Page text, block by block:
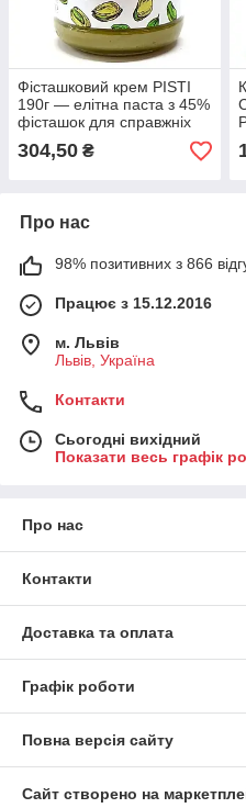
Фісташковий крем PISTI
190г — елітна паста з 45%
фісташок для справжніх
гурманів
304,50 ₴
Про нас
98% позитивних з 866
Працює з 15.12.2016
м. Львів
Львів, Україна
Контакти
Сьогодні вихідний
Показати весь графік
Про нас
Контакти
Доставка та оплата
Графік роботи
Повна версія сайту
Сайт створено на